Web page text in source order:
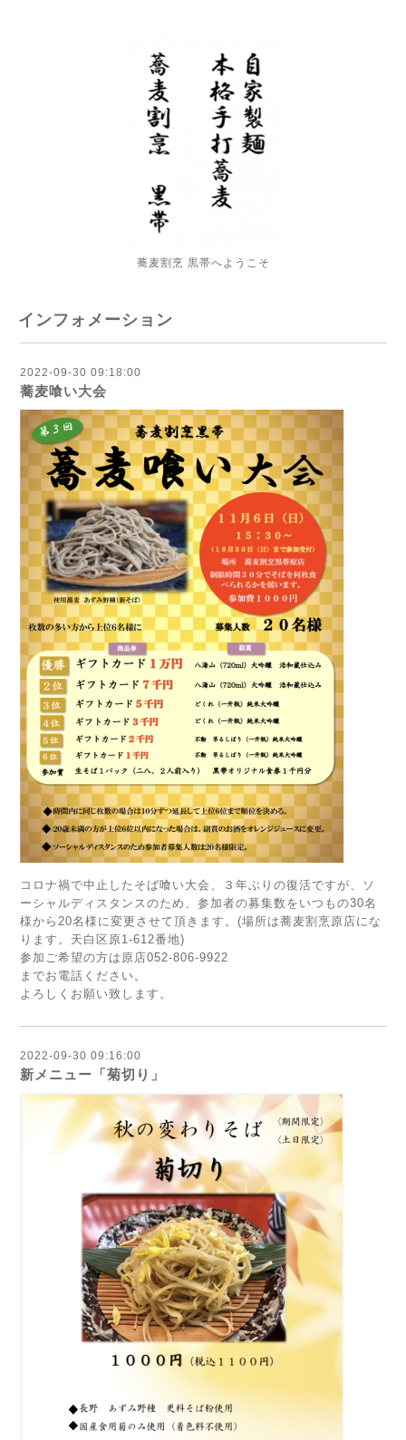
蕎麦割烹 黒帯へようこそ
インフォメーション
2022-09-30 09:18:00
蕎麦喰い大会
コロナ禍で中止したそば喰い大会、３年ぶりの復活ですが、ソ
ーシャルディスタンスのため、参加者の募集数をいつもの30名
様から20名様に変更させて頂きます。(場所は蕎麦割烹原店にな
ります。天白区原1-612番地)
参加ご希望の方は原店052-806-9922
までお電話ください。
よろしくお願い致します。
2022-09-30 09:16:00
新メニュー「菊切り」